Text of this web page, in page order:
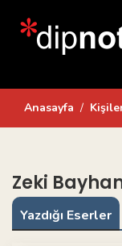
Anasayfa
Zeki
Yazdığı Eserler